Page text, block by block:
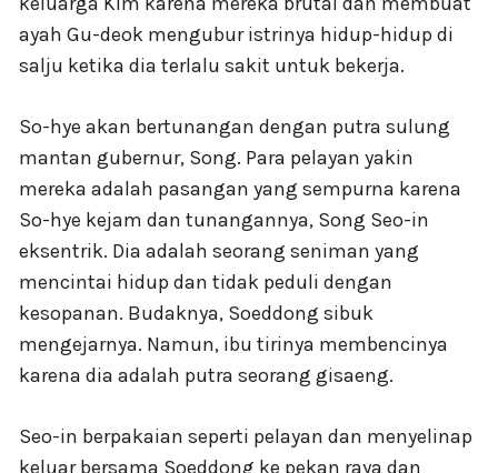
ayah Gu-deok mengubur istrinya hidup-hidup di
salju ketika dia terlalu sakit untuk bekerja.
So-hye akan bertunangan dengan putra sulung
mantan gubernur, Song. Para pelayan yakin
mereka adalah pasangan yang sempurna karena
So-hye kejam dan tunangannya, Song Seo-in
eksentrik. Dia adalah seorang seniman yang
mencintai hidup dan tidak peduli dengan
kesopanan. Budaknya, Soeddong sibuk
mengejarnya. Namun, ibu tirinya membencinya
karena dia adalah putra seorang gisaeng.
Seo-in berpakaian seperti pelayan dan menyelinap
keluar bersama Soeddong ke pekan raya dan